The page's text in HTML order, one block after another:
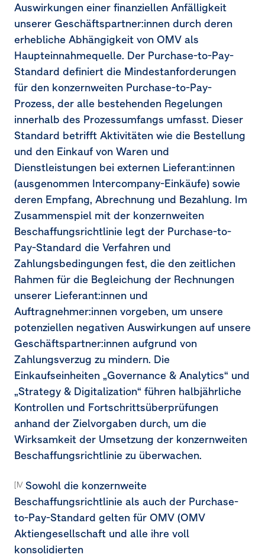
Auswirkungen einer finanziellen Anfälligkeit
unserer Geschäftspartner:innen durch deren
erhebliche Abhängigkeit von OMV als
Haupteinnahmequelle. Der Purchase-to-Pay-
Standard definiert die Mindestanforderungen
für den konzernweiten Purchase-to-Pay-
Prozess, der alle bestehenden Regelungen
innerhalb des Prozessumfangs umfasst. Dieser
Standard betrifft Aktivitäten wie die Bestellung
und den Einkauf von Waren und
Dienstleistungen bei externen Lieferant:innen
(ausgenommen Intercompany-Einkäufe) sowie
deren Empfang, Abrechnung und Bezahlung. Im
Zusammenspiel mit der konzernweiten
Beschaffungsrichtlinie legt der Purchase-to-
Pay-Standard die Verfahren und
Zahlungsbedingungen fest, die den zeitlichen
Rahmen für die Begleichung der Rechnungen
unserer Lieferant:innen und
Auftragnehmer:innen vorgeben, um unsere
potenziellen negativen Auswirkungen auf unsere
Geschäftspartner:innen aufgrund von
Zahlungsverzug zu mindern. Die
Einkaufseinheiten „Governance & Analytics“ und
„Strategy & Digitalization“ führen halbjährliche
Kontrollen und Fortschrittsüberprüfungen
anhand der Zielvorgaben durch, um die
Wirksamkeit der Umsetzung der konzernweiten
Beschaffungsrichtlinie zu überwachen.
[MDR-P-65b]
Sowohl die konzernweite
Beschaffungsrichtlinie als auch der Purchase-
to-Pay-Standard gelten für OMV (OMV
Aktiengesellschaft und alle ihre voll
konsolidierten